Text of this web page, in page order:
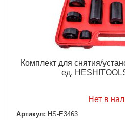
Комплект для снятия/
ед.
Нет в
Артикул: HS-E3463